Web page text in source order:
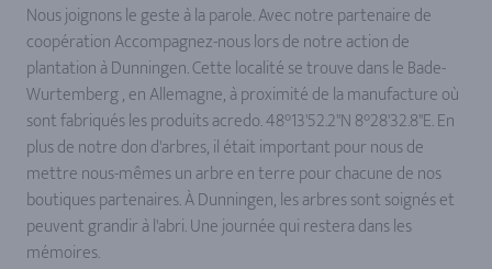
Nous joignons le geste à la parole. Avec notre partenaire de
coopération Accompagnez-nous lors de notre action de
plantation à Dunningen. Cette localité se trouve dans le Bade-
Wurtemberg , en Allemagne, à proximité de la manufacture où
sont fabriqués les produits acredo. 48°13'52.2''N 8°28'32.8''E. En
plus de notre don d'arbres, il était important pour nous de
mettre nous-mêmes un arbre en terre pour chacune de nos
boutiques partenaires. À Dunningen, les arbres sont soignés et
peuvent grandir à l'abri. Une journée qui restera dans les
mémoires.